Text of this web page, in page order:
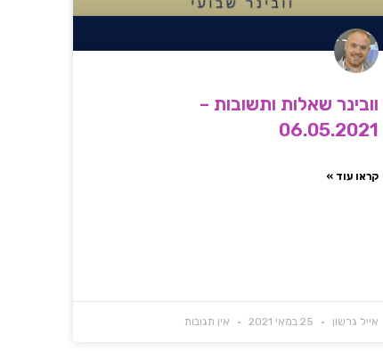
וובינר שאלות ותשובות –
06.05.2021
קראו עוד »
אייל גרשון אין תגובות